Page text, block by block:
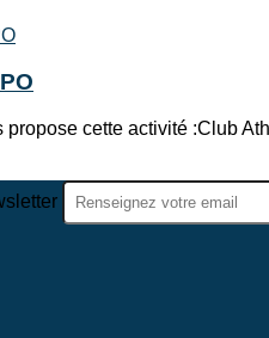
cette activité :Club